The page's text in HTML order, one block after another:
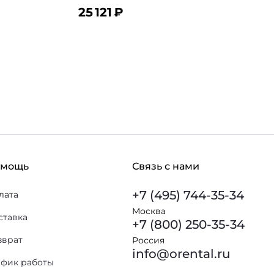
25 121₽
работы
Связь с нами
+7 (495) 744-35-34
Москва
+7 (800) 250-35-34
Россия
info@orental.ru